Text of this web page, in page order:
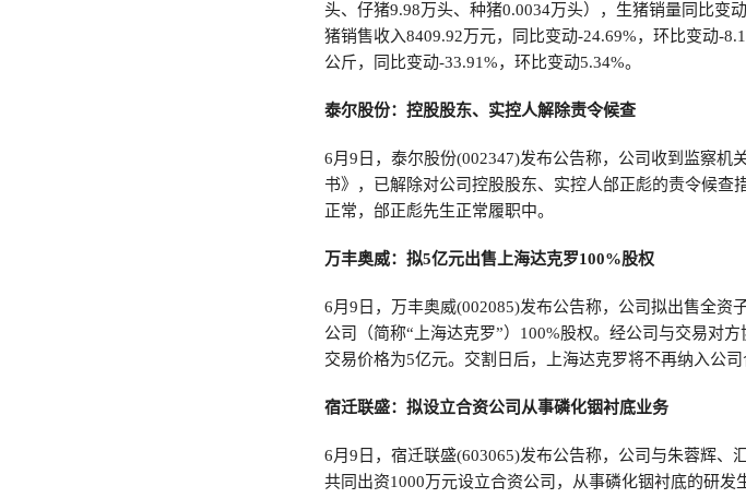
头、仔猪9.98万头、种猪0.0034万头），生猪销量同比变
猪销售收入8409.92万元，同比变动-24.69%，环比变动-
公斤，同比变动-33.91%，环比变动5.34%。
泰尔股份：控股股东、实控人解除责令候查
6月9日，泰尔股份(002347)发布公告称，公司收到监察机
书》，已解除对公司控股股东、实控人邰正彪的责令候查
正常，邰正彪先生正常履职中。
万丰奥威：拟5亿元出售上海达克罗100%股权
6月9日，万丰奥威(002085)发布公告称，公司拟出售全资
公司（简称“上海达克罗”）100%股权。经公司与交易对
交易价格为5亿元。交割日后，上海达克罗将不再纳入公司
宿迁联盛：拟设立合资公司从事磷化铟衬底业务
6月9日，宿迁联盛(603065)发布公告称，公司与朱蓉辉、
共同出资1000万元设立合资公司，从事磷化铟衬底的研发